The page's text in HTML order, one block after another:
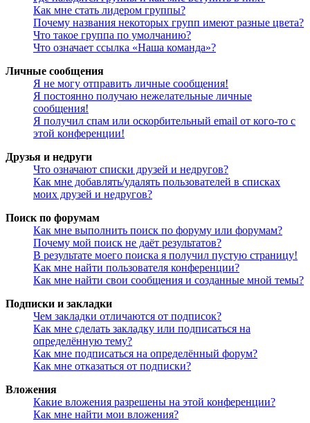
Как мне стать лидером группы?
Почему названия некоторых групп имеют разные цвета?
Что такое группа по умолчанию?
Что означает ссылка «Наша команда»?
Личные сообщения
Я не могу отправить личные сообщения!
Я постоянно получаю нежелательные личные
сообщения!
Я получил спам или оскорбительный email от кого-то с
этой конференции!
Друзья и недруги
Что означают списки друзей и недругов?
Как мне добавлять/удалять пользователей в списках
моих друзей и недругов?
Поиск по форумам
Как мне выполнить поиск по форуму или форумам?
Почему мой поиск не даёт результатов?
В результате моего поиска я получил пустую страницу!
Как мне найти пользователя конференции?
Как мне найти свои сообщения и созданные мной темы?
Подписки и закладки
Чем закладки отличаются от подписок?
Как мне сделать закладку или подписаться на
определённую тему?
Как мне подписаться на определённый форум?
Как мне отказаться от подписки?
Вложения
Какие вложения разрешены на этой конференции?
Как мне найти мои вложения?